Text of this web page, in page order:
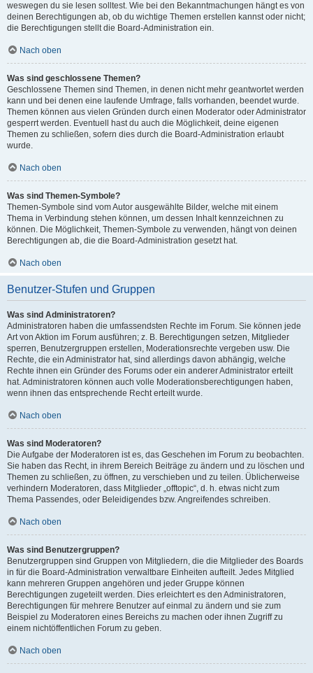
weswegen du sie lesen solltest. Wie bei den Bekanntmachungen hängt es von
deinen Berechtigungen ab, ob du wichtige Themen erstellen kannst oder nicht;
die Berechtigungen stellt die Board-Administration ein.
Nach oben
Was sind geschlossene Themen?
Geschlossene Themen sind Themen, in denen nicht mehr geantwortet werden
kann und bei denen eine laufende Umfrage, falls vorhanden, beendet wurde.
Themen können aus vielen Gründen durch einen Moderator oder Administrator
gesperrt werden. Eventuell hast du auch die Möglichkeit, deine eigenen
Themen zu schließen, sofern dies durch die Board-Administration erlaubt
wurde.
Nach oben
Was sind Themen-Symbole?
Themen-Symbole sind vom Autor ausgewählte Bilder, welche mit einem
Thema in Verbindung stehen können, um dessen Inhalt kennzeichnen zu
können. Die Möglichkeit, Themen-Symbole zu verwenden, hängt von deinen
Berechtigungen ab, die die Board-Administration gesetzt hat.
Nach oben
Benutzer-Stufen und Gruppen
Was sind Administratoren?
Administratoren haben die umfassendsten Rechte im Forum. Sie können jede
Art von Aktion im Forum ausführen; z. B. Berechtigungen setzen, Mitglieder
sperren, Benutzergruppen erstellen, Moderationsrechte vergeben usw. Die
Rechte, die ein Administrator hat, sind allerdings davon abhängig, welche
Rechte ihnen ein Gründer des Forums oder ein anderer Administrator erteilt
hat. Administratoren können auch volle Moderationsberechtigungen haben,
wenn ihnen das entsprechende Recht erteilt wurde.
Nach oben
Was sind Moderatoren?
Die Aufgabe der Moderatoren ist es, das Geschehen im Forum zu beobachten.
Sie haben das Recht, in ihrem Bereich Beiträge zu ändern und zu löschen und
Themen zu schließen, zu öffnen, zu verschieben und zu teilen. Üblicherweise
verhindern Moderatoren, dass Mitglieder „offtopic“, d. h. etwas nicht zum
Thema Passendes, oder Beleidigendes bzw. Angreifendes schreiben.
Nach oben
Was sind Benutzergruppen?
Benutzergruppen sind Gruppen von Mitgliedern, die die Mitglieder des Boards
in für die Board-Administration verwaltbare Einheiten aufteilt. Jedes Mitglied
kann mehreren Gruppen angehören und jeder Gruppe können
Berechtigungen zugeteilt werden. Dies erleichtert es den Administratoren,
Berechtigungen für mehrere Benutzer auf einmal zu ändern und sie zum
Beispiel zu Moderatoren eines Bereichs zu machen oder ihnen Zugriff zu
einem nichtöffentlichen Forum zu geben.
Nach oben